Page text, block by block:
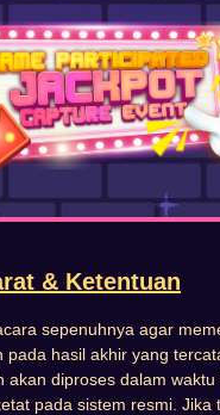
& Ketentuan
sepenuhnya agar
hasil akhir yang
diproses dalam
pada sistem resmi.